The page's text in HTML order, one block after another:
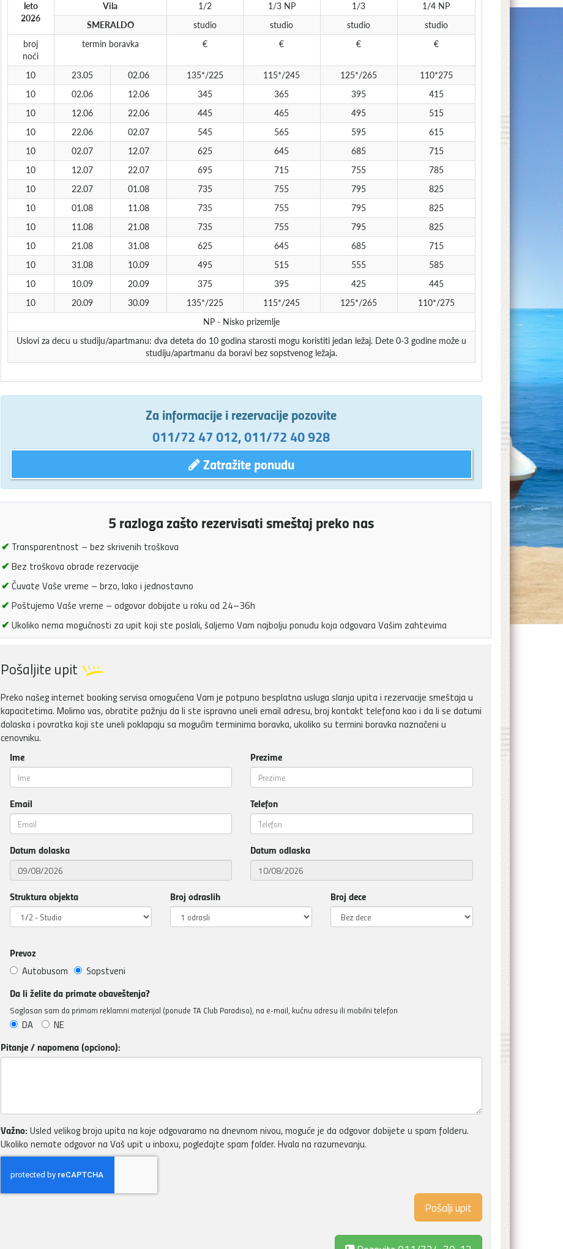
leto
2026
Vila 1/2 1/3 NP 1/3
1/4 NP
SMERALDO
studio studio studio
studio
broj
noći
termin boravka € € € €
10 23.05 02.06 135*/225 115*/245 125*/265
110*275
10
02.06 12.06 345 365 395
415
10
12.06 22.06 445 465 495
515
10
22.06 02.07 545 565 595
615
10
02.07 12.07 625 645 685
715
10
12.07 22.07 695 715 755
785
10
22.07 01.08 735 755 795
825
10
01.08 11.08 735 755 795
825
10
11.08 21.08 735 755 795
825
10
21.08 31.08 625 645 685
715
10
31.08 10.09 495 515 555
585
10
10.09 20.09 375 395 425
445
10
20.09 30.09 135*/225 115*/245 125*/265
110*/275
NP - Nisko prizemlje
Uslovi za decu u studiju/apartmanu: dva deteta do 10 godina starosti mogu koristiti jedan ležaj. Dete 0-3 godine može u
studiju/apartmanu da boravi bez sopstvenog ležaja.
Za informacije i rezervacije pozovite
011/72 47 012,011/72 40 928
Zatražite ponudu
5 razloga zašto rezervisati smeštaj preko nas
✔ Transparentnost – bez skrivenih troškova
✔ Bez troškova obrade rezervacije
✔ Čuvate Vaše vreme – brzo, lako i jednostavno
✔ Poštujemo Vaše vreme – odgovor dobijate u roku od 24–36h
✔ Ukoliko nema mogućnosti za upit koji ste poslali, šaljemo Vam najbolju ponudu koja odgovara Vašim zahtevima
Pošaljite upit
Preko našeg internet booking servisa omogućena Vam je potpuno besplatna usluga slanja upita i rezervacije smeštaja u
kapacitetima. Molimo vas, obratite pažnju da li ste ispravno uneli email adresu, broj kontakt telefona kao i da li se datumi
dolaska i povratka koji ste uneli poklapaju sa mogućim terminima boravka, ukoliko su termini boravka naznačeni u
cenovniku.
Ime Prezime
Email Telefon
Datum dolaska Datum odlaska
Struktura objekta Broj odraslih Broj dece
Prevoz
Autobusom Sopstveni
Da li želite da primate obaveštenja?
Saglasan sam da primam reklamni materijal (ponude TA Club Paradiso), na e-mail, kućnu adresu ili mobilni telefon
DA NE
Pitanje / napomena (opciono):
Važno: Usled velikog broja upita na koje odgovaramo na dnevnom nivou, moguće je da odgovor dobijete u spam folderu.
Ukoliko nemate odgovor na Vaš upit u inboxu, pogledajte spam folder. Hvala na razumevanju.